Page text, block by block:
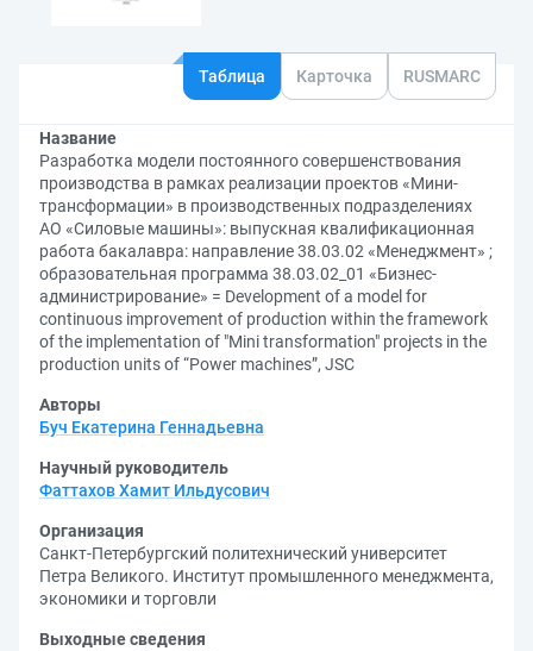
Таблица Карточка RUSMARC
Название
Разработка модели постоянного совершенствования
производства в рамках реализации проектов «Мини-
трансформации» в производственных подразделениях
АО «Силовые машины»: выпускная квалификационная
работа бакалавра: направление 38.03.02 «Менеджмент» ;
образовательная программа 38.03.02_01 «Бизнес-
администрирование» = Development of a model for
continuous improvement of production within the framework
of the implementation of "Mini transformation" projects in the
production units of “Power machines”, JSC
Авторы
Буч Екатерина Геннадьевна
Научный руководитель
Фаттахов Хамит Ильдусович
Организация
Санкт-Петербургский политехнический университет
Петра Великого. Институт промышленного менеджмента,
экономики и торговли
Выходные сведения